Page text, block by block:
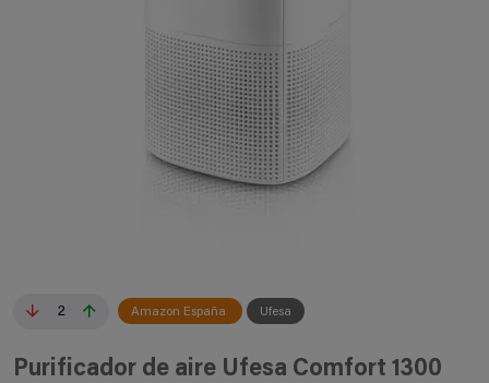
2 Amazon España Ufesa
Purificador de aire Ufesa Comfort 1300